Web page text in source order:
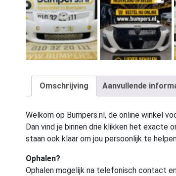
Omschrijving Aanvullende
Welkom op Bumpers.nl, de online winkel
Dan vind je binnen drie klikken het exacte
staan ook klaar om jou persoonlijk te
Ophalen?
Ophalen mogelijk na telefonisch contact